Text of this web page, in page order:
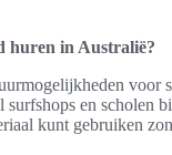
huren in Australië?
voor
surfshops en scholen
kunt gebruiken